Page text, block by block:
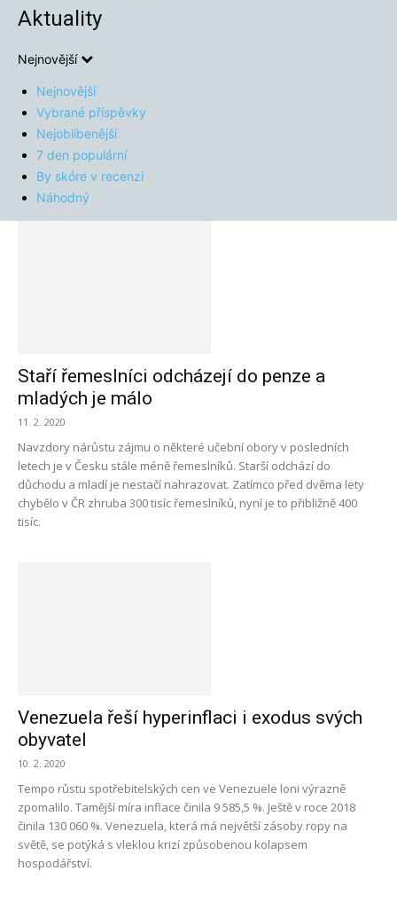
Aktuality
Nejnovější
Nejnovější
Vybrané příspěvky
Nejoblíbenější
7 den populární
By skóre v recenzi
Náhodný
Staří řemeslníci odcházejí do penze a
mladých je málo
11. 2. 2020
Navzdory nárůstu zájmu o některé učební obory v posledních
letech je v Česku stále méně řemeslníků. Starší odchází do
důchodu a mladí je nestačí nahrazovat. Zatímco před dvěma lety
chybělo v ČR zhruba 300 tisíc řemeslníků, nyní je to přibližně 400
tisíc.
Venezuela řeší hyperinflaci i exodus svých
obyvatel
10. 2. 2020
Tempo růstu spotřebitelských cen ve Venezuele loni výrazně
zpomalilo. Tamější míra inflace činila 9 585,5 %. Ještě v roce 2018
činila 130 060 %. Venezuela, která má největší zásoby ropy na
světě, se potýká s vleklou krizí způsobenou kolapsem
hospodářství.